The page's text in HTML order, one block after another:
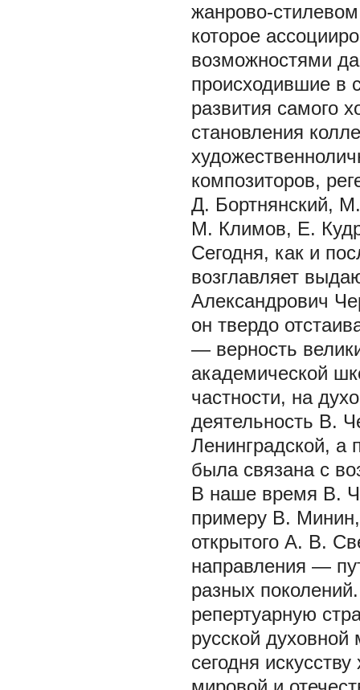
жанрово-
которое
возможностями
происходившие в
развития самого
становления
композиторов,
Д. Бортнянский,
М. Климов, Е.
Сегодня, как и
возглавляет
Александрович
он твердо
— верность
академической
частности, на
деятельность В.
Ленинградской, а
была связана с
В наше время В.
примеру В. Минин,
открытого А. В.
направления —
разных
репертуарную
русской духовной
сегодня